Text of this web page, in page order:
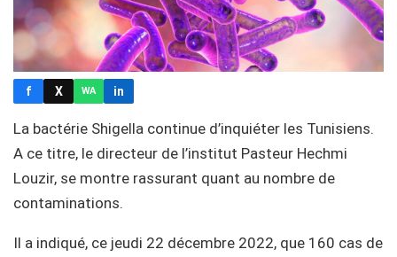
f X WA in
La bactérie Shigella continue d’inquiéter les Tunisiens.
A ce titre, le directeur de l’institut Pasteur Hechmi
Louzir, se montre rassurant quant au nombre de
contaminations.
Il a indiqué, ce jeudi 22 décembre 2022, que 160 cas de